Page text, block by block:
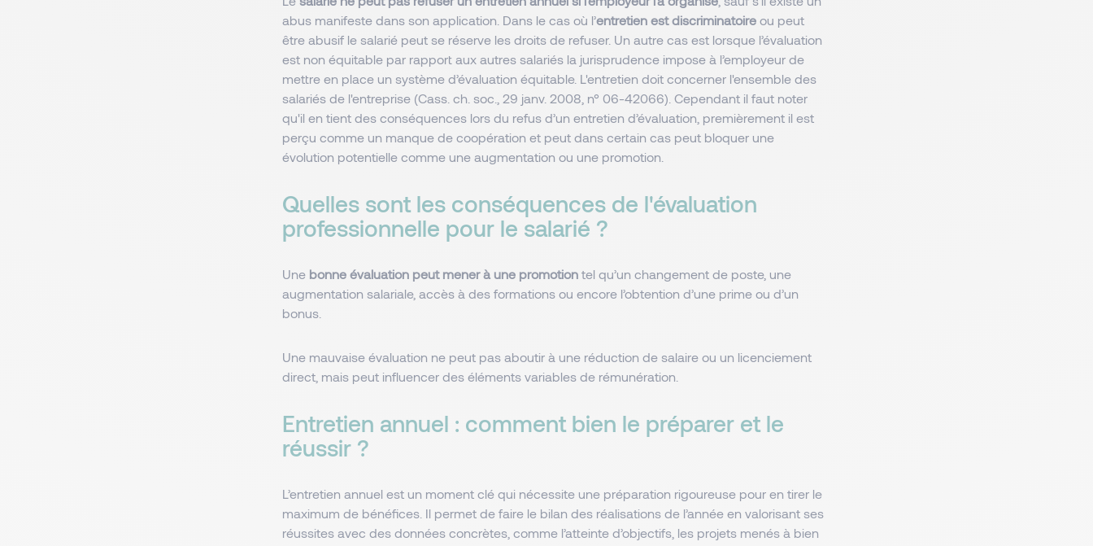
abus manifeste dans son application. Dans le cas où l’entretien est discriminatoire ou peut
être abusif le salarié peut se réserve les droits de refuser. Un autre cas est lorsque l’évaluation
est non équitable par rapport aux autres salariés la jurisprudence impose à l’employeur de
mettre en place un système d’évaluation équitable. L'entretien doit concerner l'ensemble des
salariés de l'entreprise (Cass. ch. soc., 29 janv. 2008, n° 06-42066). Cependant il faut noter
qu'il en tient des conséquences lors du refus d’un entretien d’évaluation, premièrement il est
perçu comme un manque de coopération et peut dans certain cas peut bloquer une
évolution potentielle comme une augmentation ou une promotion.
Quelles sont les conséquences de l'évaluation
professionnelle pour le salarié ?
Une bonne évaluation peut mener à une promotion tel qu’un changement de poste, une
augmentation salariale, accès à des formations ou encore l’obtention d’une prime ou d’un
bonus.
Une mauvaise évaluation ne peut pas aboutir à une réduction de salaire ou un licenciement
direct, mais peut influencer des éléments variables de rémunération.
Entretien annuel : comment bien le préparer et le
réussir ?
L’entretien annuel est un moment clé qui nécessite une préparation rigoureuse pour en tirer le
maximum de bénéfices. Il permet de faire le bilan des réalisations de l’année en valorisant ses
réussites avec des données concrètes, comme l’atteinte d’objectifs, les projets menés à bien